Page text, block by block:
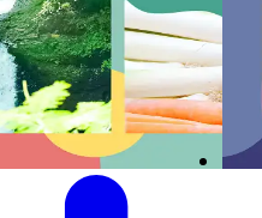
ー
Facebook
Instagaram